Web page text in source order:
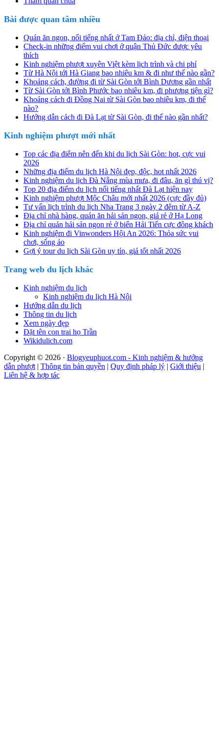
Bài được quan tâm nhiều
Quán ăn ngon, nổi tiếng nhất ở Tam Đảo: địa chỉ, điện thoại
Check-in những điểm vui chơi ở quận Thủ Đức được yêu
thích
Kinh nghiệm phượt xuyên Việt kèm lịch trình và chi phí
Từ Hà Nội tới Hà Giang bao nhiêu km & đi như thế nào gần?
Khoảng cách, đường đi từ Sài Gòn tới Bình Dương gần nhất
Từ Sài Gòn tới Bình Phước bao nhiêu km, đi phương tiện gì?
Khoảng cách đi Đồng Nai từ Sài Gòn bao nhiêu km, đi thế
nào?
Hướng dẫn cách đi Đà Lạt từ Sài Gòn, đi thế nào gần nhất?
Kinh nghiệm phượt mới nhất
Top các địa điểm nên đến khi du lịch Sài Gòn: hot, cực vui
2026
Những địa điểm du lịch Hà Nội đẹp, độc, hot nhất 2026
Kinh nghiệm du lịch Đà Nẵng mùa mưa, đi đâu, ăn gì thú vị?
Top 20 địa điểm du lịch nổi tiếng nhất Đà Lạt hiện nay
Kinh nghiệm phượt Mộc Châu mới nhất 2026 (cực đầy đủ)
Tư vấn lịch trình du lịch Nha Trang 3 ngày 2 đêm từ A-Z
Địa chỉ nhà hàng, quán ăn hải sản ngon, giá rẻ ở Hạ Long
Địa chỉ quán hải sản ngon rẻ ở biển Hải Tiến cực đông khách
Kinh nghiệm đi Vinwonders Hội An 2026: Thỏa sức vui
chơi, sống ảo
Gợi ý tour du lịch Sài Gòn uy tín, giá tốt nhất 2026
Trang web du lịch khác
Kinh nghiệm du lịch
Kinh nghiệm du lịch Hà Nội
Hướng dẫn du lịch
Thông tin du lịch
Xem ngày đẹp
Đặt tên con trai họ Trần
Wikidulich.com
Copyright © 2026 · Blogyeuphuot.com - Kinh nghiệm & hướng
dẫn phượt | Thông tin bản quyền | Quy định pháp lý | Giới thiệu |
Liên hệ & hợp tác